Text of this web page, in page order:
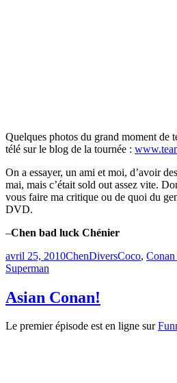
Quelques photos du grand moment de
télé sur le blog de la tournée :
On a essayer, un ami et moi, d’avoir
mai, mais c’était sold out assez vite.
vous faire ma critique ou de quoi du
DVD.
–Chen bad luck Chénier
Publié
le
avril 25, 2010ChenCatégories
DiversÉtiquettes
Coco,
Superman
Asian Conan!
Le premier épisode est en ligne sur